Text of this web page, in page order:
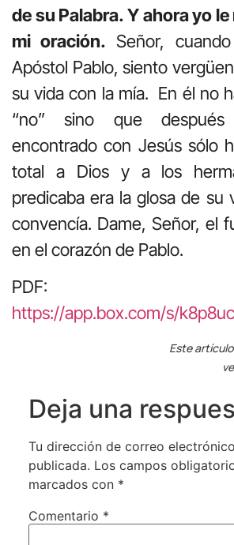
de su Palabra. Y ahora yo
mi oración. Señor,
Apóstol Pablo, siento
su vida con la mía. En él no
“no” sino que
encontrado con Jesús sólo
total a Dios y a los
predicaba era la glosa de su
convencía. Dame, Señor, el
en el corazón de Pablo.
PDF:
https://app.box.com/s/
Este
Deja una
Tu dirección de correo
publicada. Los campos
marcados con *
Comentario *